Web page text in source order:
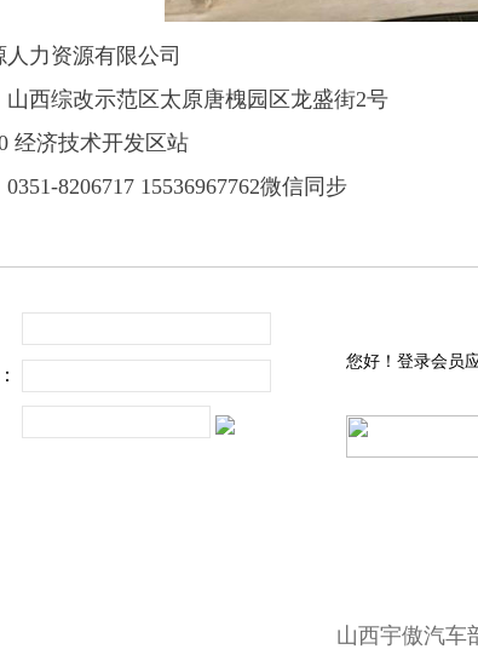
力资源有限公司
山西综改示范区太原唐槐园区龙盛街2号
经济技术开发区站
8206717 15536967762微信同步
您好！登录会员
山西宇傲汽车